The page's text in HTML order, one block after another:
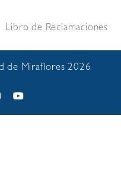
Libro de Reclamaciones
de Miraflores 2026